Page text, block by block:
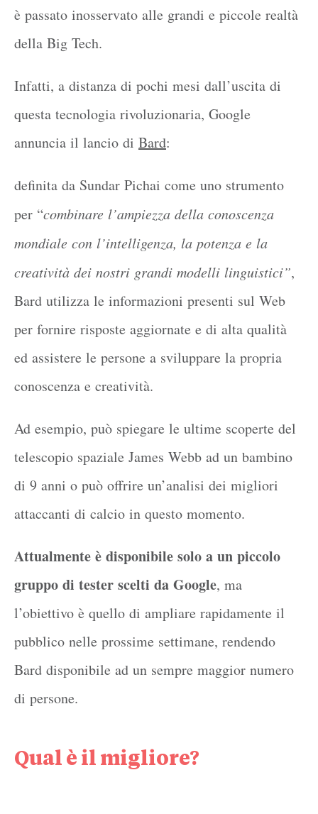
è passato inosservato alle grandi e piccole realtà
della Big Tech.
Infatti, a distanza di pochi mesi dall’uscita di
questa tecnologia rivoluzionaria, Google
annuncia il lancio di Bard:
definita da Sundar Pichai come uno strumento
per “combinare l’ampiezza della conoscenza
mondiale con l’intelligenza, la potenza e la
creatività dei nostri grandi modelli linguistici”,
Bard utilizza le informazioni presenti sul Web
per fornire risposte aggiornate e di alta qualità
ed assistere le persone a sviluppare la propria
conoscenza e creatività.
Ad esempio, può spiegare le ultime scoperte del
telescopio spaziale James Webb ad un bambino
di 9 anni o può offrire un’analisi dei migliori
attaccanti di calcio in questo momento.
Attualmente è disponibile solo a un piccolo
gruppo di tester scelti da Google, ma
l’obiettivo è quello di ampliare rapidamente il
pubblico nelle prossime settimane, rendendo
Bard disponibile ad un sempre maggior numero
di persone.
Qual è il migliore?